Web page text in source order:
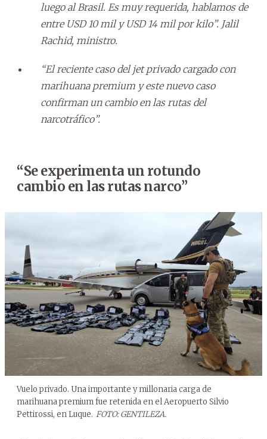
luego al Brasil. Es muy requerida, hablamos de
entre USD 10 mil y USD 14 mil por kilo”. Jalil
Rachid, ministro.
“El reciente caso del jet privado cargado con
marihuana premium y este nuevo caso
confirman un cambio en las rutas del
narcotráfico”.
“Se experimenta un rotundo
cambio en las rutas narco”
Vuelo privado. Una importante y millonaria carga de
marihuana premium fue retenida en el Aeropuerto Silvio
Pettirossi, en Luque. FOTO: GENTILEZA.